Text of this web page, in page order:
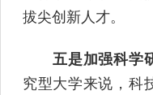
拔尖创新人才。
五是加强科学
究型大学来说，科